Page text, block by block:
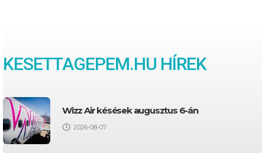
KESETTAGEPEM.HU HÍREK
Wizz Air késések augusztus 6-án
2026-08-07